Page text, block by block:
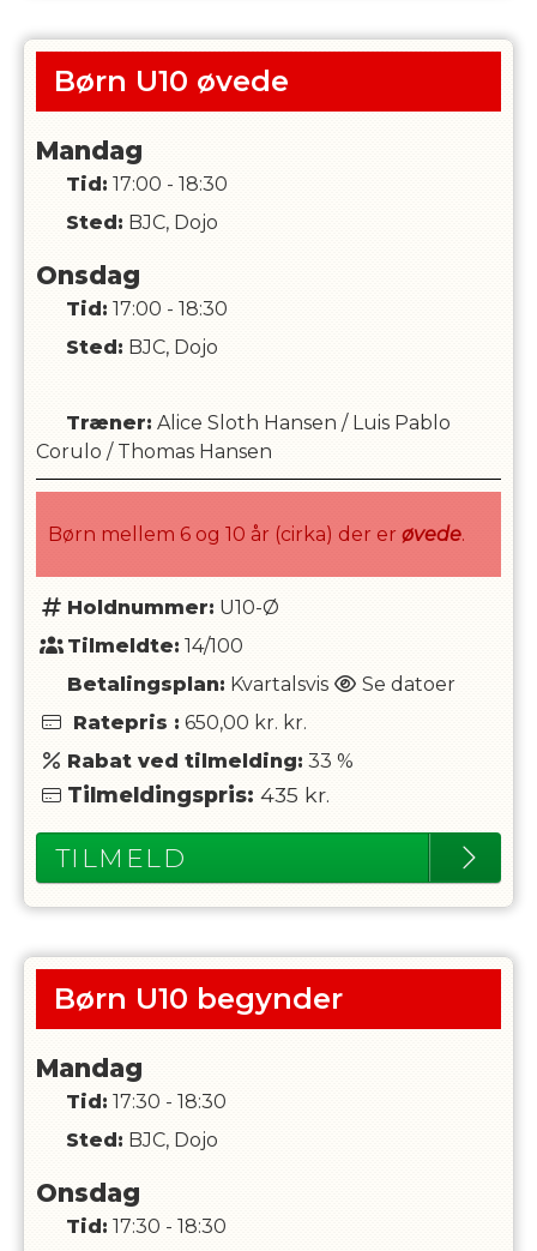
Børn U10 øvede
Mandag
Tid: 17:00 - 18:30
Sted: BJC, Dojo
Onsdag
Tid: 17:00 - 18:30
Sted: BJC, Dojo
Træner: Alice Sloth Hansen / Luis Pablo
Corulo / Thomas Hansen
Børn mellem 6 og 10 år (cirka) der er øvede.
Holdnummer: U10-Ø
Tilmeldte: 14/100
Betalingsplan: Kvartalsvis
Se datoer
Ratepris : 650,00 kr. kr.
Rabat ved tilmelding: 33 %
Tilmeldingspris: 435 kr.
TILMELD
Børn U10 begynder
Mandag
Tid: 17:30 - 18:30
Sted: BJC, Dojo
Onsdag
Tid: 17:30 - 18:30